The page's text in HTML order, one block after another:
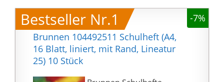
Bestseller Nr.1
-7%
Brunnen 104492511 Schulheft (A4,
16 Blatt, liniert, mit Rand, Lineatur
25) 10 Stück